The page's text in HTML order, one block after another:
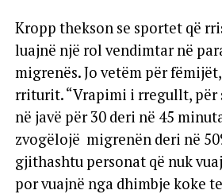
Kropp thekson se sportet që
luajnë një rol vendimtar në
migrenës. Jo vetëm për
rriturit. “Vrapimi i rregullt, për
në javë për 30 deri në 45
zvogëlojë migrenën deri në
gjithashtu personat që nuk
por vuajnë nga dhimbje koke